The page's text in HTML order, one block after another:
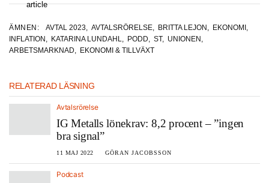
ÄMNEN: AVTAL 2023, AVTALSRÖRELSE, BRITTA LEJON , EKONOMI ,
INFLATION , KATARINA LUNDAHL, PODD, ST, UNIONEN ,
ARBETSMARKNAD, EKONOMI & TILLVÄXT
RELATERAD LÄSNING
Avtalsrörelse
IG Metalls lönekrav: 8,2 procent – ”ingen
bra signal”
11 MAJ 2022 GÖRAN JACOBSSON
Podcast